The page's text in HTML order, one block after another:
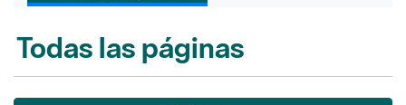
Todas las páginas